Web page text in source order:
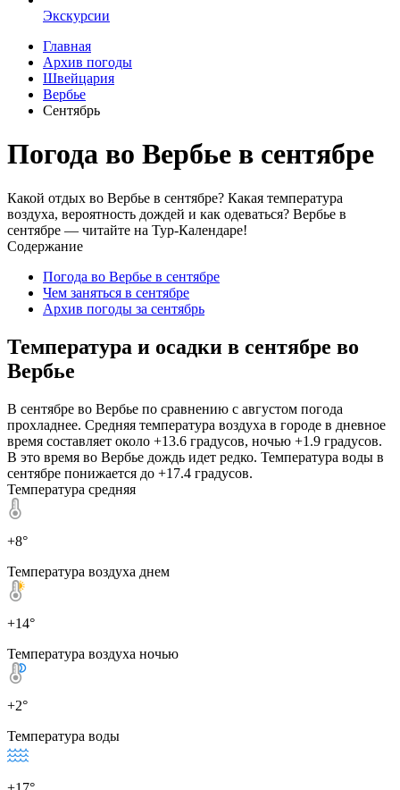
Экскурсии
Главная
Архив погоды
Швейцария
Вербье
Сентябрь
Погода во Вербье в сентябре
Какой отдых во Вербье в сентябре? Какая температура
воздуха, вероятность дождей и как одеваться? Вербье в
сентябре — читайте на Тур-Календаре!
Содержание
Погода во Вербье в сентябре
Чем заняться в сентябре
Архив погоды за сентябрь
Температура и осадки в сентябре во
Вербье
В сентябре во Вербье по сравнению с августом погода
прохладнее. Средняя температура воздуха в городе в дневное
время составляет около +13.6 градусов, ночью +1.9 градусов.
В это время во Вербье дождь идет редко. Температура воды в
сентябре понижается до +17.4 градусов.
Температура средняя
+8°
Температура воздуха днем
+14°
Температура воздуха ночью
+2°
Температура воды